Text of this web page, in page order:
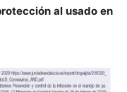
al usado en